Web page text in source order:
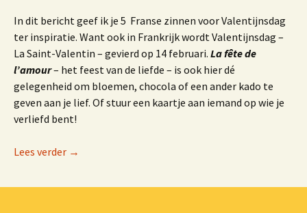
In dit bericht geef ik je 5 Franse zinnen voor Valentijnsdag
ter inspiratie. Want ook in Frankrijk wordt Valentijnsdag –
La Saint-Valentin – gevierd op 14 februari. La fête de
l’amour– het feest van de liefde – is ook hier dé
gelegenheid om bloemen, chocola of een ander kado te
geven aan je lief. Of stuur een kaartje aan iemand op wie je
verliefd bent!
Lees verder Valentijnsdag in het Frans
→